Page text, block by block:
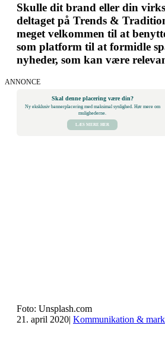
Skulle dit brand eller din
deltaget på Trends &
meget velkommen til at
som platform til at formidle
nyheder, som kan være
ANNONCE
Skal denne placering være din?
Ny eksklusiv bannerplacering med maksimal synlighed. Hør mere om
mulighederne.
LÆS MERE HER
Foto: Unsplash.com
21. april 2020| Kommunikation &